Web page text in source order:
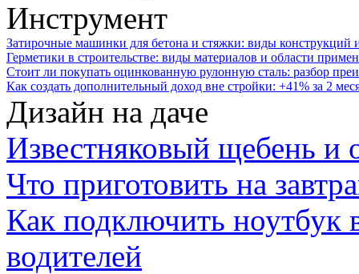
Инструмент
Затирочные машинки для бетона и стяжки: виды конструкций
Герметики в строительстве: виды материалов и области
Стоит ли покупать оцинкованную рулонную сталь: разбор
Как создать дополнительный доход вне стройки: +41% за 2
Дизайн на даче
Известняковый щебень и
Что приготовить на
Как подключить ноутбук
водителей